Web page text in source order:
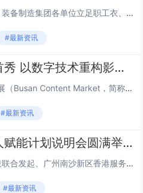
民生连着民心，细节彰显温度。装备制造集团各单位立足职工衣、食、住、行日常生活需求，精准对接急难愁盼，推出一系列务实暖心举...
#最新资讯
圆剧场共享平台釜山首秀 以数字技术重构影视产业新生态
近日，2026釜山国际影视节目展（Busan Content Market，简称BCM）在韩国釜山BEXCO会展中心盛大...
#最新资讯
香港家族新生代投资人赋能计划说明会圆满举行
由蝴蝶发展教育基金与水木创投联合发起、广州南沙新区香港服务中心支持的“香港家族新生代投资人赋能计划”说明会，于6月2日下...
#最新资讯